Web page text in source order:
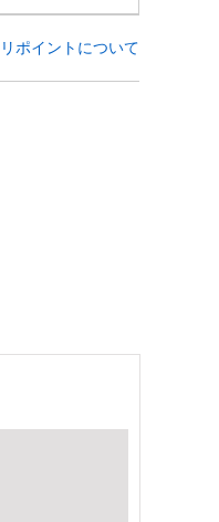
ポイントについて